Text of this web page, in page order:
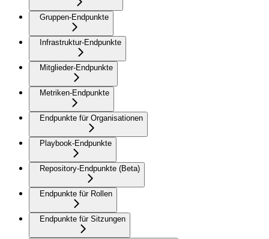
Gruppen-Endpunkte
Infrastruktur-Endpunkte
Mitglieder-Endpunkte
Metriken-Endpunkte
Endpunkte für Organisationen
Playbook-Endpunkte
Repository-Endpunkte (Beta)
Endpunkte für Rollen
Endpunkte für Sitzungen